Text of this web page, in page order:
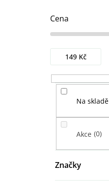
Cena
149Kč
Na skladě
Akce 0
Značky